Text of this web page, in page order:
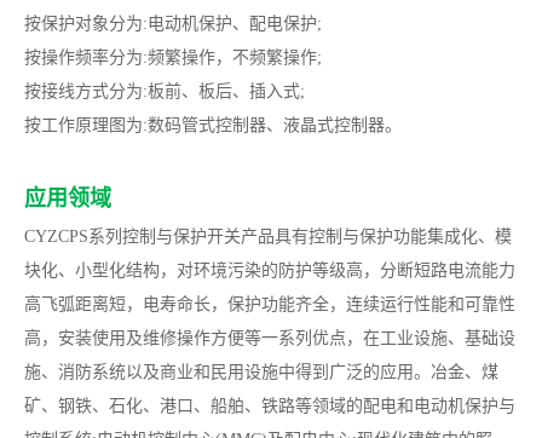
按保护对象分为:电动机保护、配电保护;
按操作频率分为:频繁操作，不频繁操作;
按接线方式分为:板前、板后、插入式;
按工作原理图为:数码管式控制器、液晶式控制器。
应用领域
CYZCPS系列控制与保护开关产品具有控制与保护功能集成化、模
块化、小型化结构，对环境污染的防护等级高，分断短路电流能力
高飞弧距离短，电寿命长，保护功能齐全，连续运行性能和可靠性
高，安装使用及维修操作方便等一系列优点，在工业设施、基础设
施、消防系统以及商业和民用设施中得到广泛的应用。冶金、煤
矿、钢铁、石化、港口、船舶、铁路等领域的配电和电动机保护与